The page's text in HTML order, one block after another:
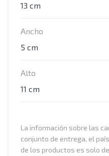
13 cm
Ancho
5 cm
Alto
11 cm
La información sobre las
conjunto de entrega, el
de los productos es solo